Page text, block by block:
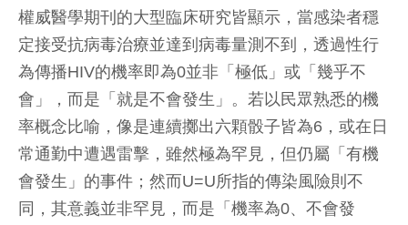
權威醫學期刊的大型臨床研究皆顯示，當感染者穩
定接受抗病毒治療並達到病毒量測不到，透過性行
為傳播HIV的機率即為0並非「極低」或「幾乎不
會」，而是「就是不會發生」。若以民眾熟悉的機
率概念比喻，像是連續擲出六顆骰子皆為6，或在日
常通勤中遭遇雷擊，雖然極為罕見，但仍屬「有機
會發生」的事件；然而U=U所指的傳染風險則不
同，其意義並非罕見，而是「機率為0、不會發